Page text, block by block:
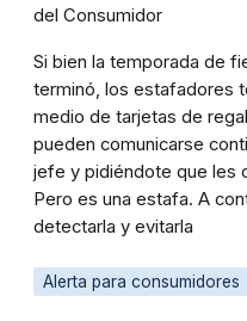
del Consumidor
Si bien la temporada de
terminó, los estafadores
medio de tarjetas de
pueden comunicarse
jefe y pidiéndote que les
Pero es una estafa. A
detectarla y evitarla
Alerta para consumidores